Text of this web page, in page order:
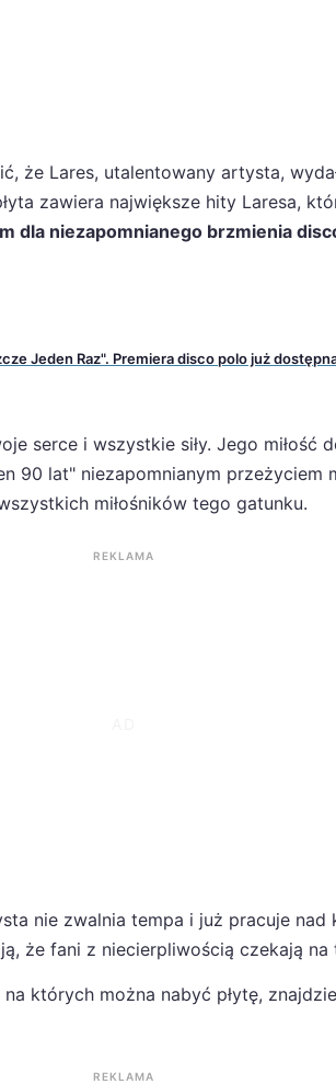
że Lares, utalentowany artysta,
zawiera największe hity Laresa,
dla niezapomnianego brzmienia
Jeden Raz". Premiera disco polo już
serce i wszystkie siły. Jego miłość
90 lat" niezapomnianym przeżyciem
miłośników tego gatunku.
REKLAMA
nie zwalnia tempa i już pracuje nad
że fani z niecierpliwością czekają
których można nabyć płytę,
REKLAMA